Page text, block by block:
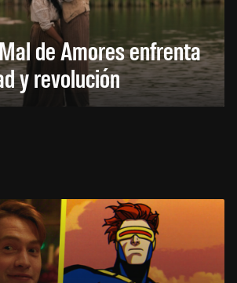
de Amores enfrenta
y revolución